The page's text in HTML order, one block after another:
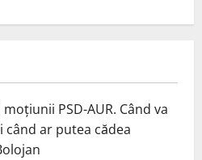
PSD-AUR. Când va
când ar putea cădea